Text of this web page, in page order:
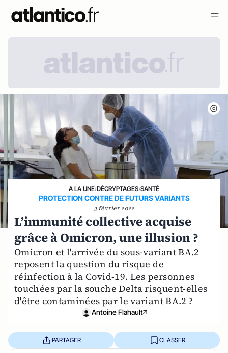
A LA UNE›DÉCRYPTAGES›SANTÉ
PROTECTION CONTRE DE FUTURS VARIANTS
3 février 2022
L’immunité collective acquise
grâce à Omicron, une illusion ?
Omicron et l'arrivée du sous-variant BA.2
reposent la question du risque de
réinfection à la Covid-19. Les personnes
touchées par la souche Delta risquent-elles
d'être contaminées par le variant BA.2 ?
Antoine Flahault
PARTAGER CLASSER